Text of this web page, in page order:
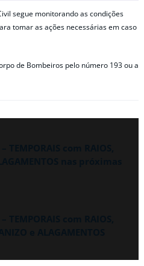
segue monitorando as condições
tomar as ações necessárias em caso
de Bombeiros pelo número 193 ou a